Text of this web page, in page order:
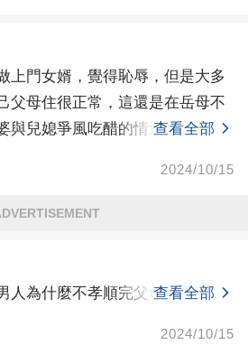
上門女婿，覺得恥辱，但是大多
父母住很正常，這還是在岳母不
與兒媳爭風吃醋的情況下。
查看全部
2024/10/15
人為什麼不孝順完父母再結婚？
查看全部
2024/10/15